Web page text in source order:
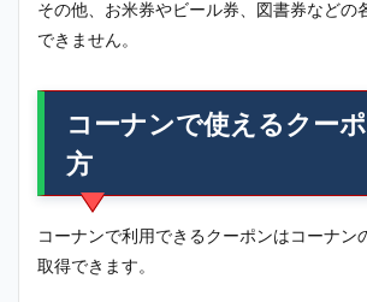
その他、お米券やビール券、図書券などの
できません。
コーナンで使えるクー
方
コーナンで利用できるクーポンはコーナン
取得できます。